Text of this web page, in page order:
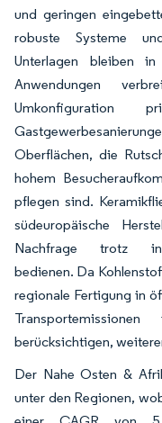
und geringen
robuste Systeme
Unterlagen bleiben in
Anwendungen
Umkonfiguration
Oberflächen, die
hohem
pflegen sind.
südeuropäische
Nachfrage trotz
bedienen. Da
regionale Fertigung in
berücksichtigen,
Der Nahe Osten &
unter den Regionen,